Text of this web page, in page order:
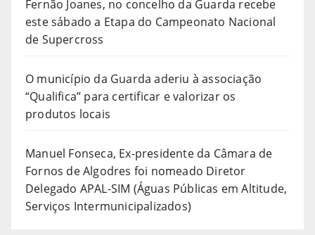
Fernão Joanes, no concelho da Guarda recebe
este sábado a Etapa do Campeonato Nacional
de Supercross
O município da Guarda aderiu à associação
“Qualifica” para certificar e valorizar os
produtos locais
Manuel Fonseca, Ex-presidente da Câmara de
Fornos de Algodres foi nomeado Diretor
Delegado APAL-SIM (Águas Públicas em Altitude,
Serviços Intermunicipalizados)